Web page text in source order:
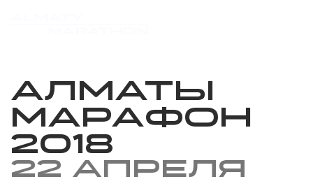
Алматы
Марафон
2018
22 апреля